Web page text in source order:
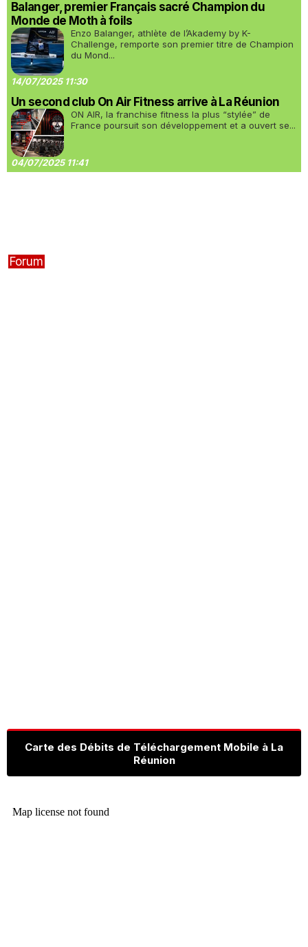
Balanger, premier Français sacré Champion du
Monde de Moth à foils
Enzo Balanger, athlète de l’Akademy by K-
Challenge, remporte son premier titre de Champion
du Mond...
14/07/2025 11:30
Un second club On Air Fitness arrive à La Réunion
ON AIR, la franchise fitness la plus “stylée” de
France poursuit son développement et a ouvert se...
04/07/2025 11:41
Forum
Carte des Débits de Téléchargement Mobile à La
Réunion